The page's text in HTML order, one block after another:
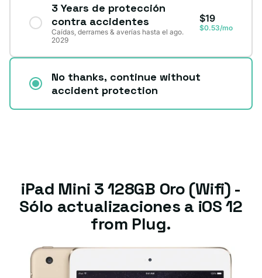
3 Years de protección
contra accidentes
Caídas, derrames & averías hasta el ago.
2029
$19
$0.53/mo
No thanks, continue without
accident protection
iPad Mini 3 128GB Oro (Wifi) -
Sólo actualizaciones a iOS 12
from Plug.